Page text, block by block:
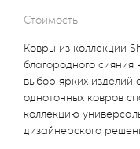
Стоимость
Ковры из коллекции
благородного
выбор ярких
однотонных ковров
коллекцию
дизайнерского